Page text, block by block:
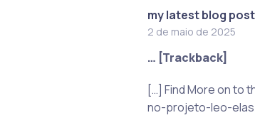
my latest blog post
2 de maio de 2025
… [Trackback]
[…] Find More on
no-projeto-leo-